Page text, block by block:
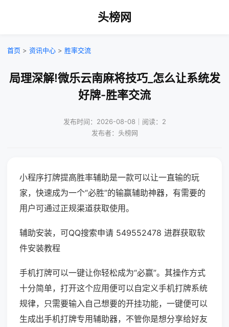
头榜网
首页 > 资讯中心 > 胜率交流
局理深解!微乐云南麻将技巧_怎么让系统发
好牌-胜率交流
发布时间：2026-08-08｜阅读：2
发布者：头榜网
小程序打牌提高胜率辅助是一款可以让一直输的玩
家，快速成为一个“必胜”的输赢辅助神器，有需要的
用户可通过正规渠道获取使用。
辅助安装，可QQ搜索申请 549552478 进群获取软
件安装教程
手机打牌可以一键让你轻松成为“必赢”。其操作方式
十分简单，打开这个应用便可以自定义手机打牌系统
规律，只需要输入自己想要的开挂功能，一键便可以
生成出手机打牌专用辅助器，不管你是想分享给好友